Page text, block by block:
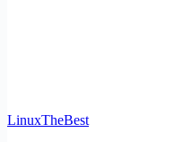
LinuxTheBest